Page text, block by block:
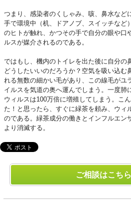
つまり、感染者のくしゃみ、咳、鼻水など
手で環境中（机、ドアノブ、スイッチなど
のヒトが触れ、かつその手で自分の眼や口
ルスが媒介されるのである。
ではもし、機内のトイレを出た後に自分の
どうしたいいのだろうか？空気を吸い込む
れる無数の細かい毛があり、この線毛がユ
イルスを気道の奥へ運んでしまう。一度肺
ウィルスは100万倍に増殖してしまう。こ
た！と思ったら、すぐに緑茶を頼み、ウィ
のである。緑茶成分の働きとインフルエン
より消滅する。
ご相談はこち